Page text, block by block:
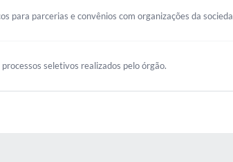
para parcerias e convênios com organizações da
seletivos realizados pelo órgão.